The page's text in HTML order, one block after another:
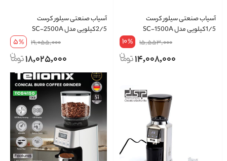
آسیاب صنعتی سیلور کرست
1/5کیلویی مدل SC-1500A
15,553,000
10%
14,008,000
آسیاب صنعتی سیلور کرست
2/5کیلویی مدل SC-2500A
19,055,000
5%
18,025,000